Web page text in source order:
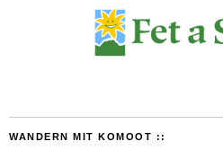
WANDERN MIT KOMOOT ::